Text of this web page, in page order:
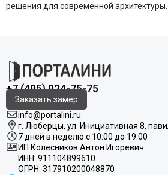
решения для современной архитектуры.
+7 (495) 924-75-75
Заказать замер
info@portalini.ru
г. Люберцы, ул. Инициативная 8,
7 дней в неделю с 10:00 до 19:00
ИП Колесников Антон Игоревич
ИНН: 911104899610
ОГРН: 317910200048870